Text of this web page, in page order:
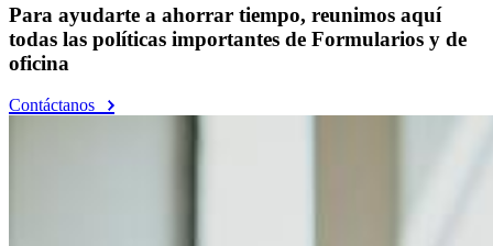
Para ayudarte a ahorrar tiempo, reunimos aquí
todas las políticas importantes de Formularios y de
oficina
Contáctanos